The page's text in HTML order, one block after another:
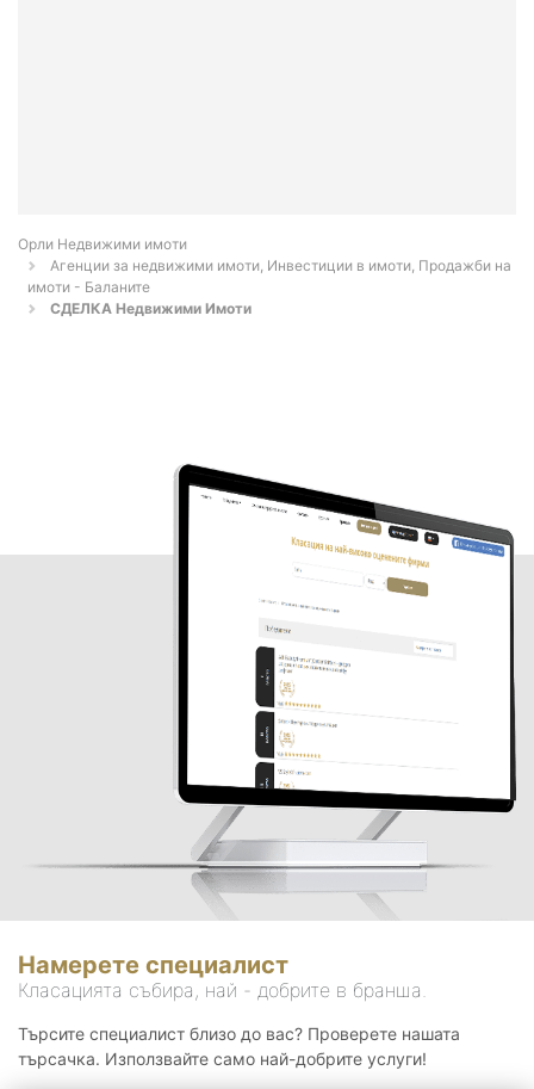
Орли Недвижими имоти
Агенции за недвижими имоти, Инвестиции в имоти, Продажби на
имоти - Баланите
СДЕЛКА Недвижими Имоти
Намерете специалист
Класацията събира, най - добрите в бранша.
Търсите специалист близо до вас? Проверете нашата
търсачка. Използвайте само най-добрите услуги!